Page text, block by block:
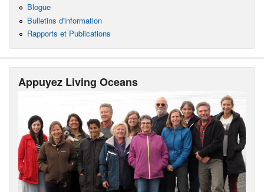
Blogue
Bulletins d'information
Rapports et Publications
Appuyez Living Oceans